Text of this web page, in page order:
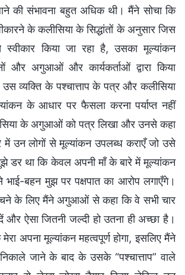
की संभावना बहुत अधिक थी। मैंने सोचा कि
के कलीसिया के सिद्धांतों के अनुसार जिस
स्वीकार किया जा रहा है, उसका मूल्यांकन
और अगुआओं और कार्यकर्ताओं द्वारा किया
उस व्यक्ति के पश्चात्ताप के पत्र और कलीसिया
के आधार पर फैसला करना पर्याप्त नहीं
के अगुआओं को पत्र लिखा और उनसे कहा
में उन लोगों से मूल्यांकन उपलब्ध कराएँ जो उसे
डर था कि केवल अपनी माँ के बारे में मूल्यांकन
बहन मुझ पर पक्षपात का आरोप लगाएँगे।
के लिए मैंने अगुआओं से कहा कि वे सभी चार
और ऐसा जितनी जल्दी हो उतना ही अच्छा है।
अपना मूल्यांकन महत्वपूर्ण होगा, इसलिए मैंने
जाने के बाद के उसके “पश्चात्ताप” वाले